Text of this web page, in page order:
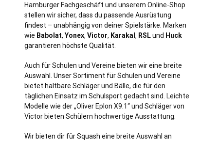
Hamburger Fachgeschäft und unserem Online-Shop
stellen wir sicher, dass du passende Ausrüstung
findest – unabhängig von deiner Spielstärke. Marken
wie Babolat, Yonex, Victor, Karakal , RSLund Huck
garantieren höchste Qualität.
Auch für Schulen und Vereine bieten wir eine breite
Auswahl. Unser Sortiment für Schulen und Vereine
bietet haltbare Schläger und Bälle, die für den
täglichen Einsatz im Schulsport gedacht sind. Leichte
Modelle wie der „Oliver Eplon X9.1“ und Schläger von
Victor bieten Schülern hochwertige Ausstattung.
Wir bieten dir für Squash eine breite Auswahl an